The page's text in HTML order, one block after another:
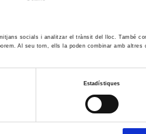
socials i analitzar el trànsit del lloc. També
Al seu torn, ells la poden combinar amb
Estadístiques